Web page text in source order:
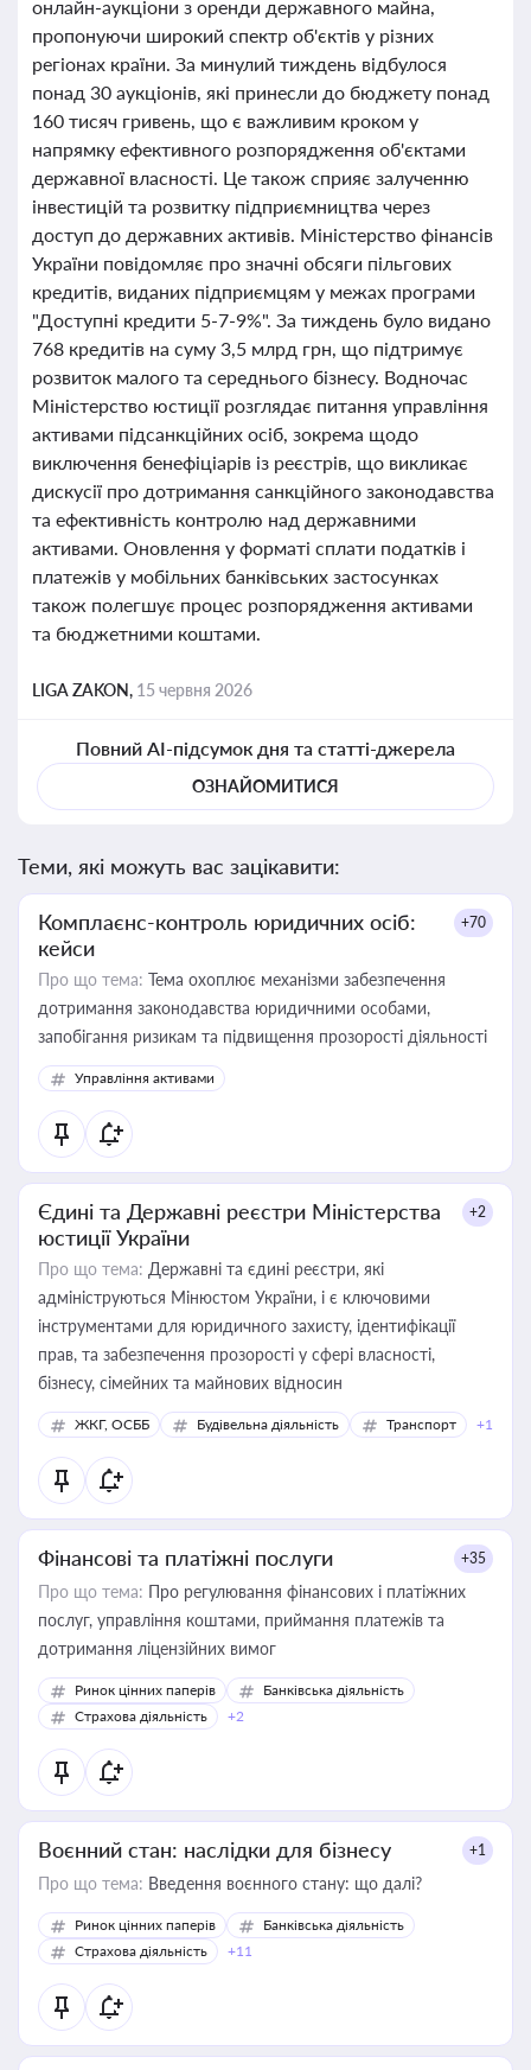
онлайн-аукціони з оренди державного майна,
пропонуючи широкий спектр об'єктів у різних
регіонах країни. За минулий тиждень відбулося
понад 30 аукціонів, які принесли до бюджету понад
160 тисяч гривень, що є важливим кроком у
напрямку ефективного розпорядження об'єктами
державної власності. Це також сприяє залученню
інвестицій та розвитку підприємництва через
доступ до державних активів. Міністерство фінансів
України повідомляє про значні обсяги пільгових
кредитів, виданих підприємцям у межах програми
"Доступні кредити 5-7-9%". За тиждень було видано
768 кредитів на суму 3,5 млрд грн, що підтримує
розвиток малого та середнього бізнесу. Водночас
Міністерство юстиції розглядає питання управління
активами підсанкційних осіб, зокрема щодо
виключення бенефіціарів із реєстрів, що викликає
дискусії про дотримання санкційного законодавства
та ефективність контролю над державними
активами. Оновлення у форматі сплати податків і
платежів у мобільних банківських застосунках
також полегшує процес розпорядження активами
та бюджетними коштами.
LIGA ZAKON, 15 червня 2026
Повний AI-підсумок дня та статті-джерела
ОЗНАЙОМИТИСЯ
Теми, які можуть вас зацікавити:
Комплаєнс-контроль юридичних осіб:
кейси
+70
Про що тема: Тема охоплює механізми забезпечення
дотримання законодавства юридичними особами,
запобігання ризикам та підвищення прозорості діяльності
Управління активами
Єдині та Державні реєстри Міністерства
юстиції України
+2
Про що тема: Державні та єдині реєстри, які
адмініструються Мінюстом України, і є ключовими
інструментами для юридичного захисту, ідентифікації
прав, та забезпечення прозорості у сфері власності,
бізнесу, сімейних та майнових відносин
ЖКГ, ОСББ Будівельна діяльність Транспорт +1
Фінансові та платіжні послуги +35
Про що тема: Про регулювання фінансових і платіжних
послуг, управління коштами, приймання платежів та
дотримання ліцензійних вимог
Ринок цінних паперів
Банківська діяльність
Страхова діяльність
+2
Воєнний стан: наслідки для бізнесу +1
Про що тема: Введення воєнного стану: що далі?
Ринок цінних паперів
Банківська діяльність
Страхова діяльність
+11